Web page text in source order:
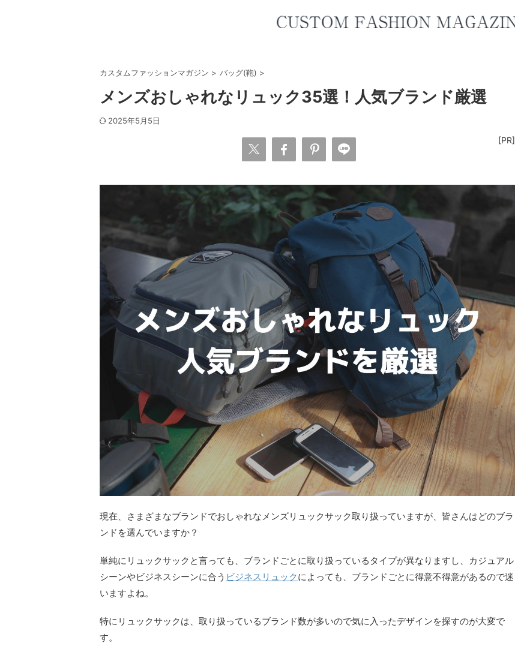
カスタムファッションマガジン > バッグ(鞄) >
メンズおしゃれなリュック35選！人気ブランド厳選
2025年5月5日
[PR]
現在、さまざまなブランドでおしゃれなメンズリュックサック取り扱っていますが、皆さんはどのブラ
ンドを選んでいますか？
単純にリュックサックと言っても、ブランドごとに取り扱っているタイプが異なりますし、カジュアル
シーンやビジネスシーンに合う ビジネスリュックによっても、ブランドごとに得意不得意があるので迷
いますよね。
特にリュックサックは、取り扱っているブランド数が多いので気に入ったデザインを探すのが大変で
す。